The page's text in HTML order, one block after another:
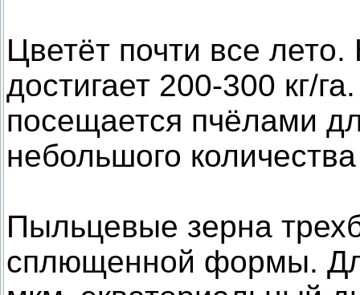
Цветёт почти все лето.
достигает 200-300 кг/
посещается пчёлами
небольшого
Пыльцевые зерна
сплющенной формы.